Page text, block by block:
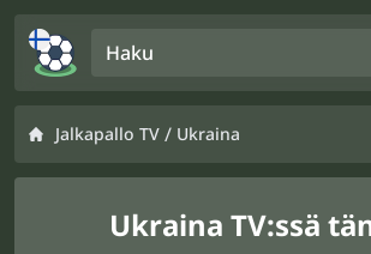
Jalkapallo TV / Ukraina
Ukraina TV:ssä